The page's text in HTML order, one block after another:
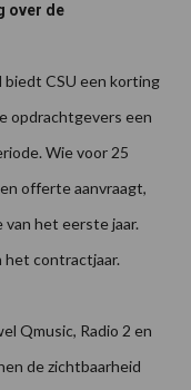
over de
biedt CSU een korting
opdrachtgevers een
Wie voor 25
offerte aanvraagt,
het eerste jaar.
het contractjaar.
Qmusic, Radio 2 en
de zichtbaarheid